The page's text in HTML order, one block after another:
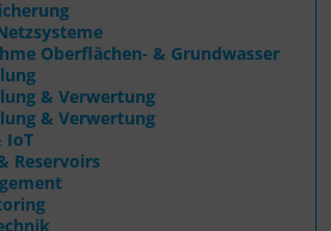
Oberflächen- & Grundwasser
& Verwertung
& Verwertung
IoT
Reservoirs